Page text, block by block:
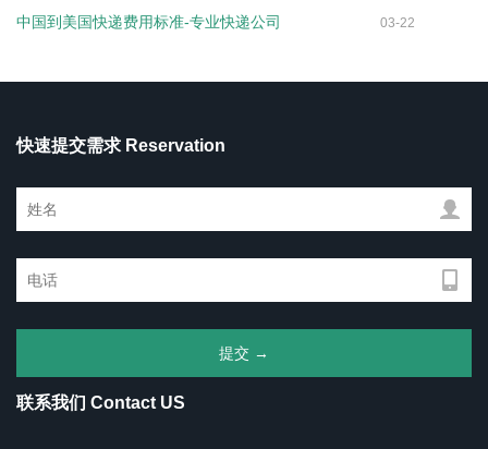
中国到美国快递费用标准-专业快递公司 03-22
快速提交需求 Reservation
联系我们 Contact US